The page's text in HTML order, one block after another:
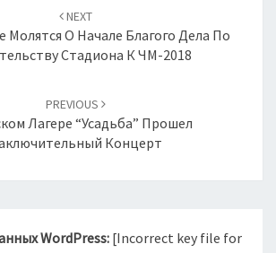
NEXT
Молятся О Начале Благого Дела По
Стадиона К ЧМ-2018
PREVIOUS
Лагере “Усадьба” Прошел
Концерт
WordPress: [Incorrect key file for